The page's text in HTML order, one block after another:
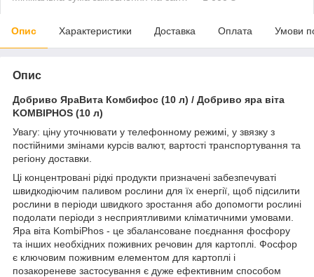
Опис Характеристики Доставка Оплата Умови
Опис
Добриво ЯраВита Комбифос (10 л) / Добриво яра віта
KOMBIPHOS (10 л)
Увагу: ціну уточнювати у телефонному режимі, у звязку з
постійними змінами курсів валют, вартості транспортування та
регіону доставки.
Ці концентровані рідкі продукти призначені забезпечуваті
швидкодіючим паливом рослини для їх енергії, щоб підсилити
рослини в періоди швидкого зростання або допомогти рослині
подолати періоди з несприятливими кліматичними умовами.
Яра віта KombiPhos - це збалансоване поєднання фосфору
та інших необхідних поживних речовин для картоплі. Фосфор
є ключовим поживним елементом для картоплі і
позакореневе застосування є дуже ефективним способом